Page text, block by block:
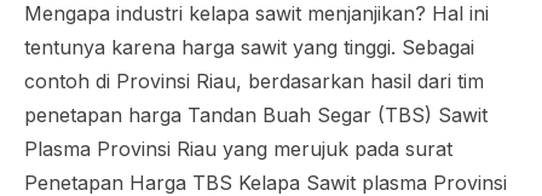
Mengapa industri kelapa sawit menjanjikan? Hal ini
tentunya karena harga sawit yang tinggi. Sebagai
contoh di Provinsi Riau, berdasarkan hasil dari tim
penetapan harga Tandan Buah Segar (TBS) Sawit
Plasma Provinsi Riau yang merujuk pada surat
Penetapan Harga TBS Kelapa Sawit plasma Provinsi